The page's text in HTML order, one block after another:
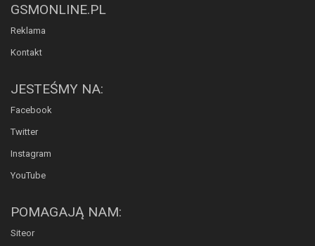
GSMONLINE.PL
Reklama
Kontakt
JESTEŚMY NA:
Facebook
Twitter
Instagram
YouTube
POMAGAJĄ NAM:
Siteor